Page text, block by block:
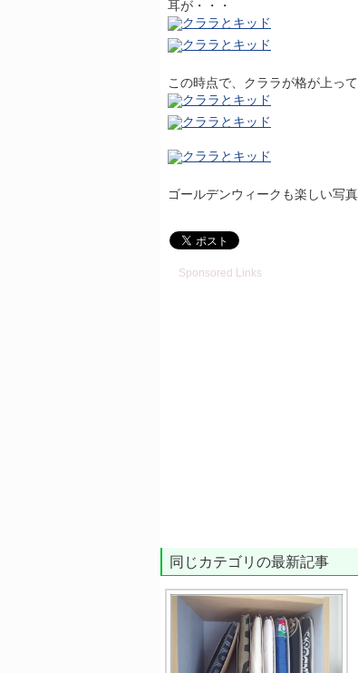
耳が・・・
この時点で、クララが格が上っ
ゴールデンウィークも楽しい写
Sponsored Links
同じカテゴリの最新記事